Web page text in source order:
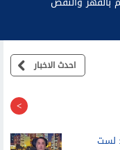
صلاح.. الأرصاد توضح